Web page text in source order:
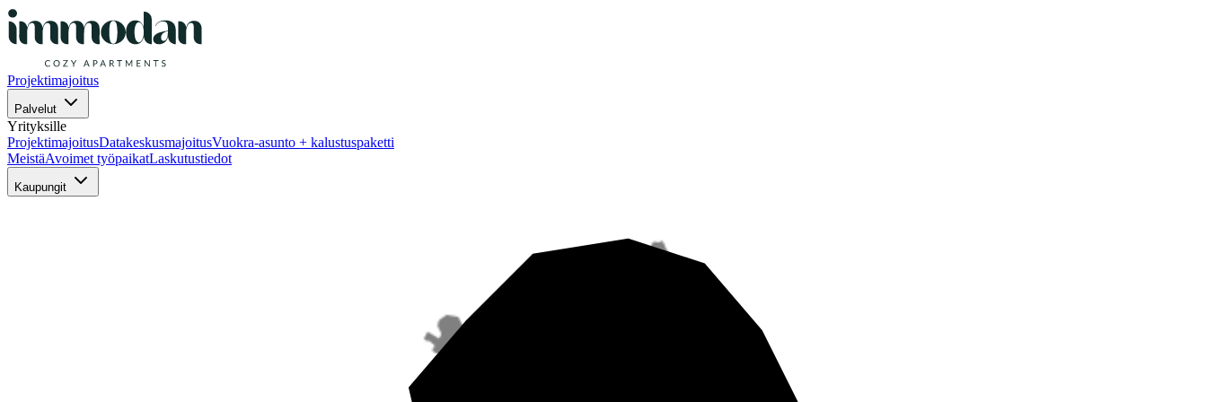
Projektimajoitus
Palvelut
Yrityksille
ProjektimajoitusDatakeskusmajoitusVuokra-asunto + kalustuspaketti
MeistäAvoimet työpaikatLaskutustiedot
Kaupungit